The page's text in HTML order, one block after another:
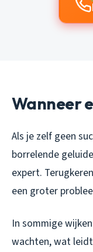
Wanneer
Als je zelf geen
borrelende
expert.
een groter
In sommige
wachten, wat